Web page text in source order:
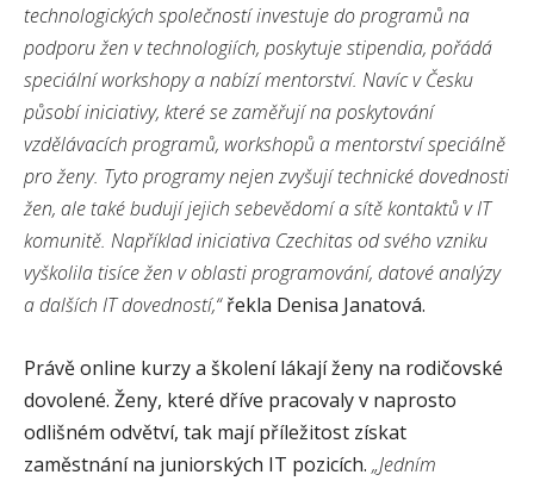
technologických společností investuje do programů na
podporu žen v technologiích, poskytuje stipendia, pořádá
speciální workshopy a nabízí mentorství. Navíc v Česku
působí iniciativy, které se zaměřují na poskytování
vzdělávacích programů, workshopů a mentorství speciálně
pro ženy. Tyto programy nejen zvyšují technické dovednosti
žen, ale také budují jejich sebevědomí a sítě kontaktů v IT
komunitě. Například iniciativa Czechitas od svého vzniku
vyškolila tisíce žen v oblasti programování, datové analýzy
a dalších IT dovedností,“řekla Denisa Janatová.
Právě online kurzy a školení lákají ženy na rodičovské
dovolené. Ženy, které dříve pracovaly v naprosto
odlišném odvětví, tak mají příležitost získat
zaměstnání na juniorských IT pozicích. „Jedním